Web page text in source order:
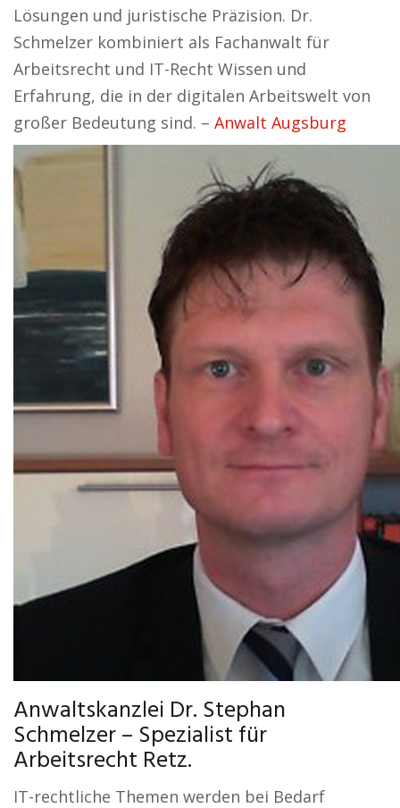
Lösungen und juristische Präzision. Dr.
Schmelzer kombiniert als Fachanwalt für
Arbeitsrecht und IT-Recht Wissen und
Erfahrung, die in der digitalen Arbeitswelt von
großer Bedeutung sind. – Anwalt Augsburg
Anwaltskanzlei Dr. Stephan
Schmelzer – Spezialist für
Arbeitsrecht Retz.
IT-rechtliche Themen werden bei Bedarf